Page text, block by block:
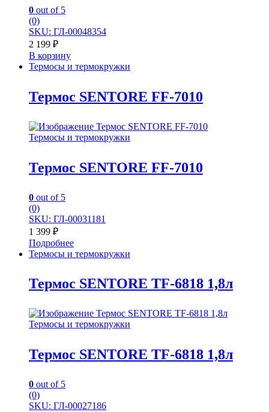
0 out of 5
(0)
SKU: ГЛ-00048354
2 199 ₽
В корзину
Термосы и термокружки
Термос SENTORE FF-7010
Термосы и термокружки
Термос SENTORE FF-7010
0 out of 5
(0)
SKU: ГЛ-00031181
1 399 ₽
Подробнее
Термосы и термокружки
Термос SENTORE TF-6818 1,8л
Термосы и термокружки
Термос SENTORE TF-6818 1,8л
0 out of 5
(0)
SKU: ГЛ-00027186